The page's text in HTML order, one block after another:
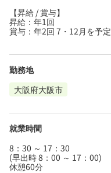
【昇給 / 賞与】
昇給：年1回
賞与：年2回 7・12月を予定
勤務地
大阪府大阪市
就業時間
8：30 ～ 17：30
(早出時 8：00 ～ 17：00)
休憩60分